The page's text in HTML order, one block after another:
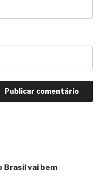
Brasil vai bem